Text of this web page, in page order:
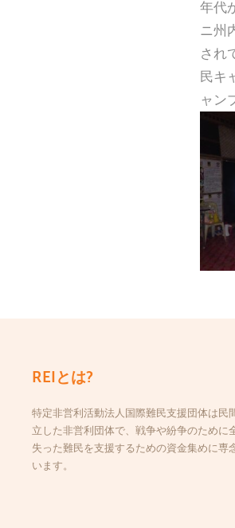
年代
ニ州
され
民キ
ャン
REIとは?
特定非営利活動法人国際難民支援団体は民
立した非営利団体で、戦争や紛争のために
失った難民を支援するための資金集めに専
います。